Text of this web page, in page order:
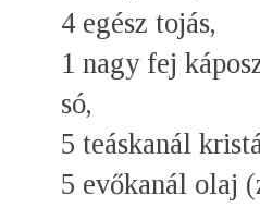
4 egész tojás,
1 nagy fej
só,
5 teáskanál
5 evőkanál olaj